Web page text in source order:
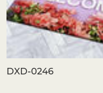
DXD-0246